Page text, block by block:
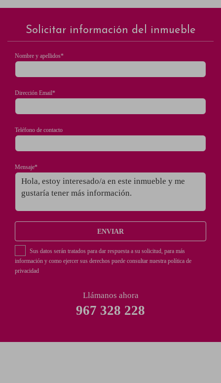
Solicitar información del inmueble
Nombre y apellidos*
Dirección Email*
Teléfono de contacto
Mensaje*
ENVIAR
Sus datos serán tratados para dar respuesta a su solicitud, para más
información y como ejercer sus derechos puede consultar nuestra política de
privacidad
Llámanos ahora
967 328 228